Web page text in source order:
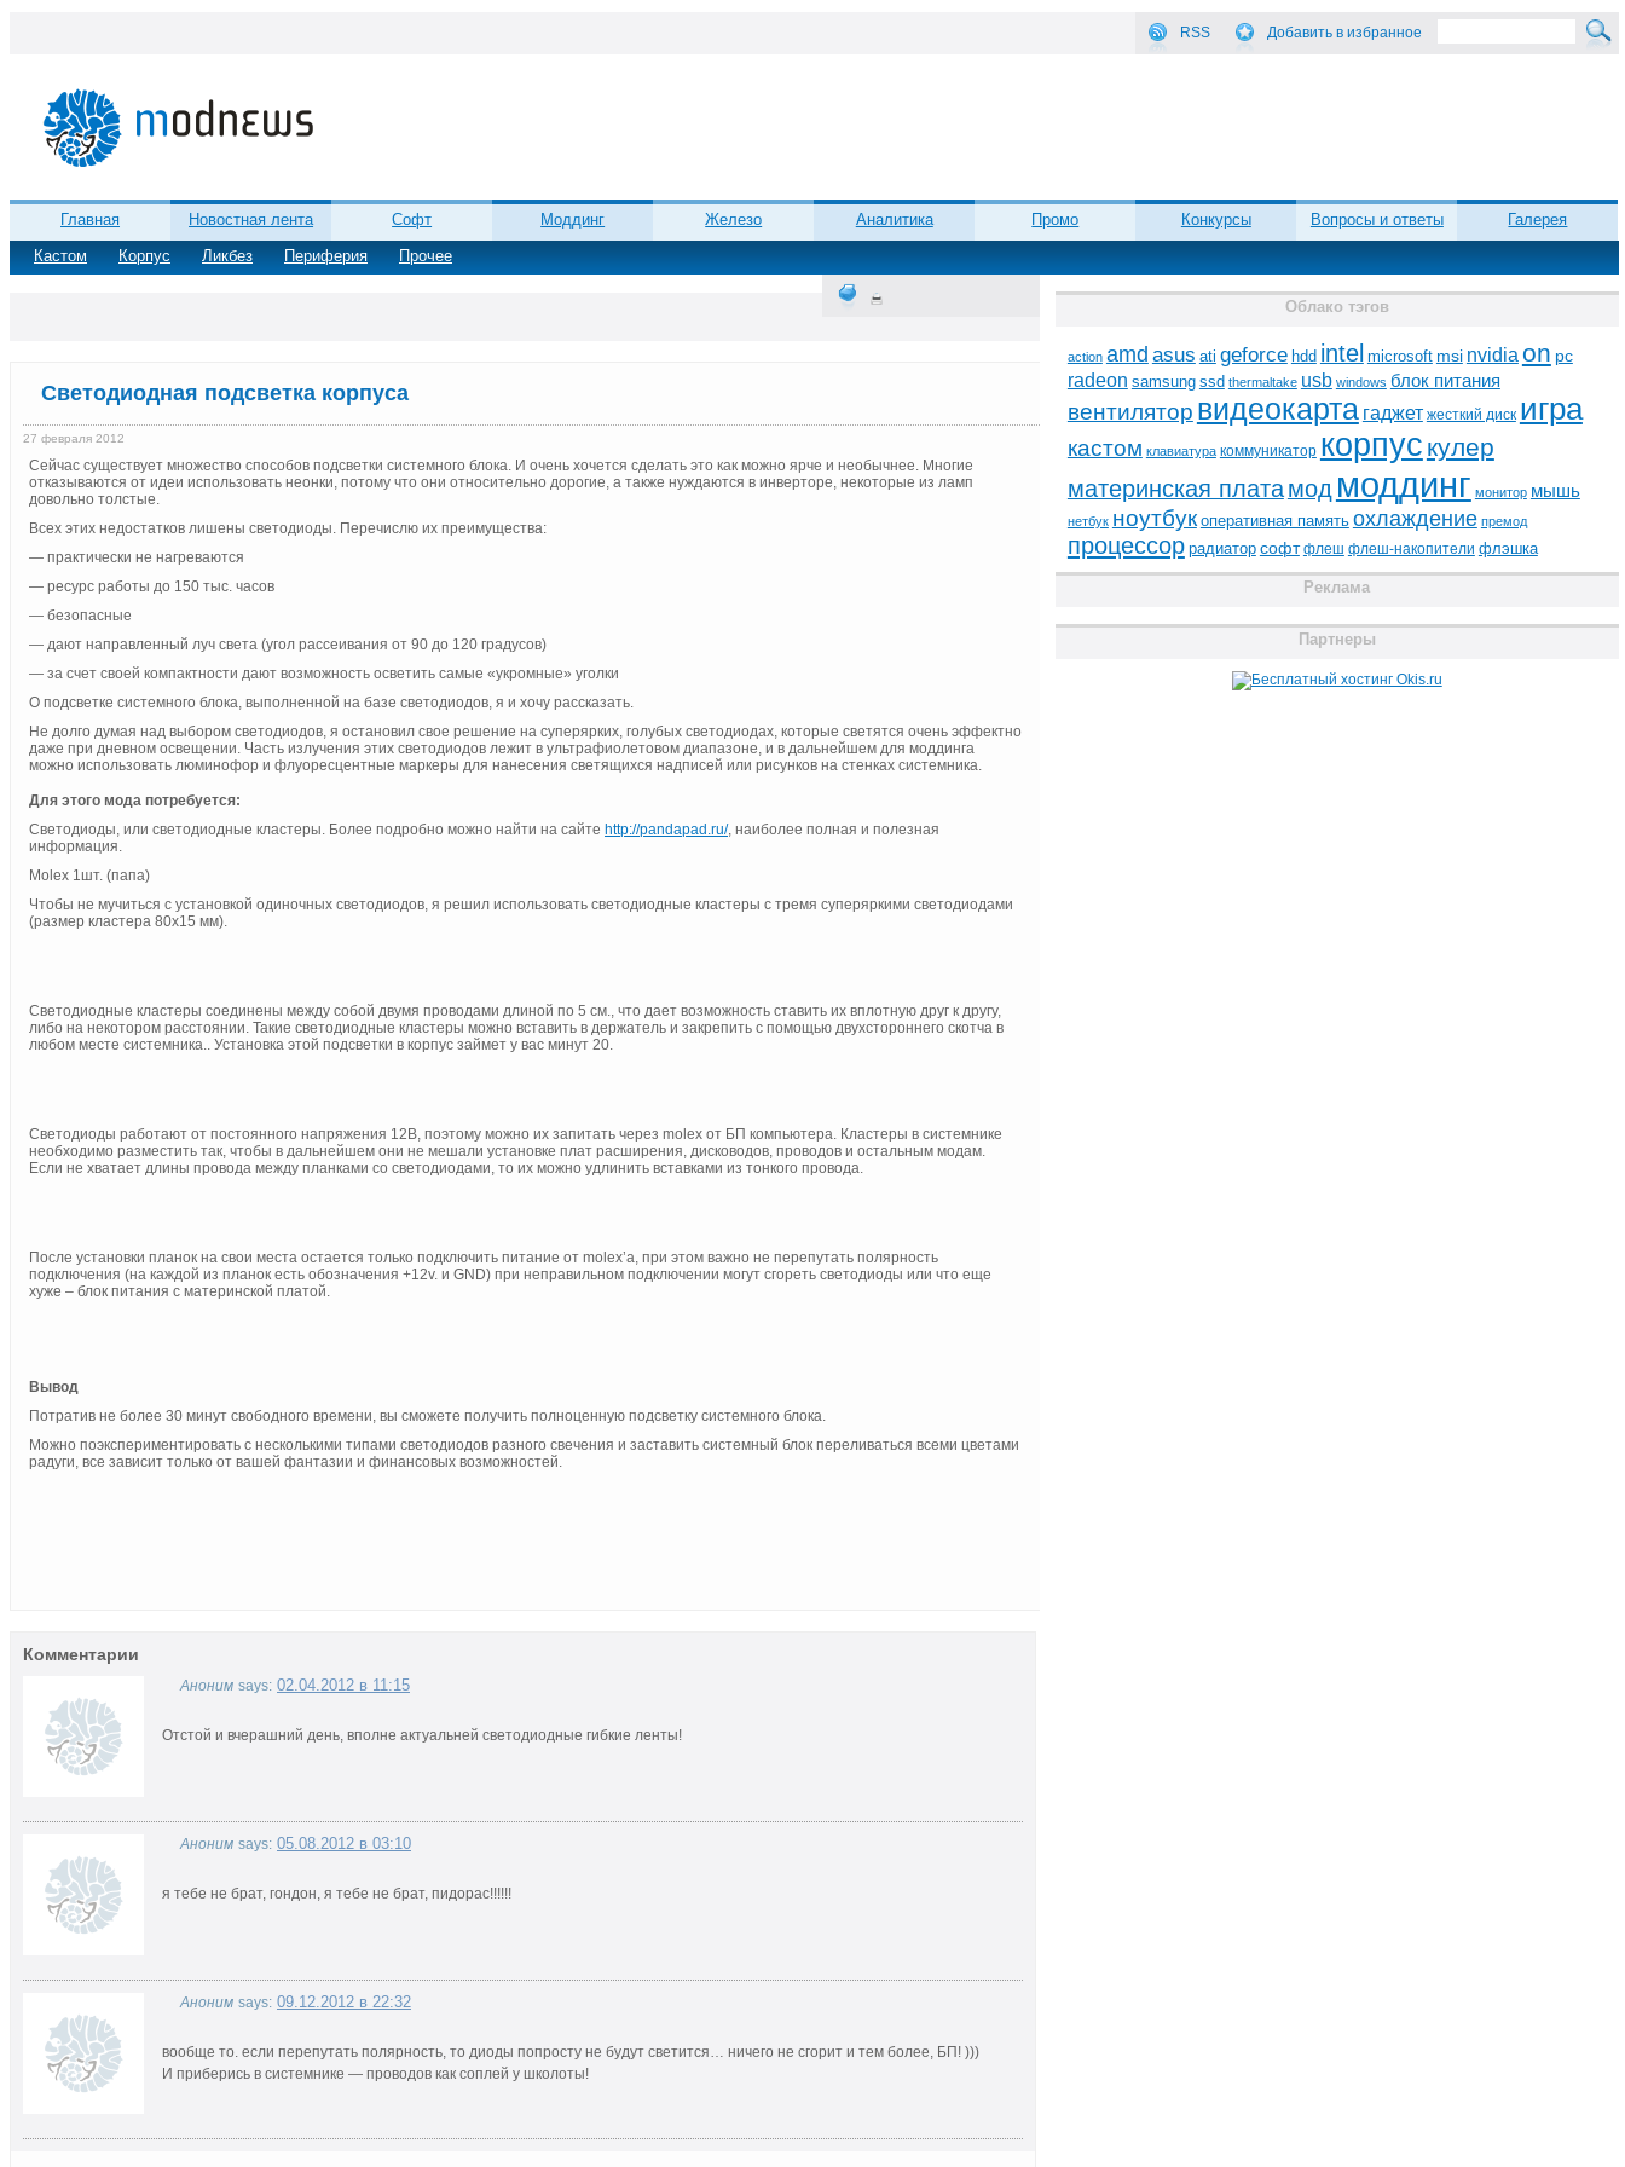
RSS Добавить в избранное
Главная Новостная лента Софт
Моддинг
Кастом
Корпус Ликбез Периферия Прочее
Железо Аналитика Промо Конкурсы Вопросы и ответы Галерея
Светодиодная подсветка корпуса
27 февраля 2012
Сейчас существует множество способов подсветки системного блока. И очень хочется сделать это как можно ярче и необычнее. Многие
отказываются от идеи использовать неонки, потому что они относительно дорогие, а также нуждаются в инверторе, некоторые из ламп
довольно толстые.
Всех этих недостатков лишены светодиоды. Перечислю их преимущества:
— практически не нагреваются
— ресурс работы до 150 тыс. часов
— безопасные
— дают направленный луч света (угол рассеивания от 90 до 120 градусов)
— за счет своей компактности дают возможность осветить самые «укромные» уголки
О подсветке системного блока, выполненной на базе светодиодов, я и хочу рассказать.
Не долго думая над выбором светодиодов, я остановил свое решение на суперярких, голубых светодиодах, которые светятся очень эффектно
даже при дневном освещении. Часть излучения этих светодиодов лежит в ультрафиолетовом диапазоне, и в дальнейшем для моддинга
можно использовать люминофор и флуоресцентные маркеры для нанесения светящихся надписей или рисунков на стенках системника.
Для этого мода потребуется:
Светодиоды, или светодиодные кластеры. Более подробно можно найти на сайте http://pandapad.ru/, наиболее полная и полезная
информация.
Molex 1шт. (папа)
Чтобы не мучиться с установкой одиночных светодиодов, я решил использовать светодиодные кластеры с тремя суперяркими светодиодами
(размер кластера 80х15 мм).
Светодиодные кластеры соединены между собой двумя проводами длиной по 5 см., что дает возможность ставить их вплотную друг к другу,
либо на некотором расстоянии. Такие светодиодные кластеры можно вставить в держатель и закрепить с помощью двухстороннего скотча в
любом месте системника.. Установка этой подсветки в корпус займет у вас минут 20.
Светодиоды работают от постоянного напряжения 12В, поэтому можно их запитать через molex от БП компьютера. Кластеры в системнике
необходимо разместить так, чтобы в дальнейшем они не мешали установке плат расширения, дисководов, проводов и остальным модам.
Если не хватает длины провода между планками со светодиодами, то их можно удлинить вставками из тонкого провода.
После установки планок на свои места остается только подключить питание от molex’a, при этом важно не перепутать полярность
подключения (на каждой из планок есть обозначения +12v. и GND) при неправильном подключении могут сгореть светодиоды или что еще
хуже – блок питания с материнской платой.
Вывод
Потратив не более 30 минут свободного времени, вы сможете получить полноценную подсветку системного блока.
Можно поэкспериментировать с несколькими типами светодиодов разного свечения и заставить системный блок переливаться всеми цветами
радуги, все зависит только от вашей фантазии и финансовых возможностей.
Комментарии
Аноним says: 02.04.2012 в 11:15
Отстой и вчерашний день, вполне актуальней светодиодные гибкие ленты!
Аноним says: 05.08.2012 в 03:10
я тебе не брат, гондон, я тебе не брат, пидорас!!!!!!
Аноним says: 09.12.2012 в 22:32
вообще то. если перепутать полярность, то диоды попросту не будут светится… ничего не сгорит и тем более, БП! )))
И приберись в системнике — проводов как соплей у школоты!
Облако тэгов
action amd asus ati geforce hdd intel microsoft msi nvidia on pc
radeon samsung ssd thermaltake usb windows блок питания
вентилятор видеокарта гаджет жесткий диск игра
кастом клавиатура коммуникатор корпус кулер
материнская платамод моддинг монитор мышь
нетбук ноутбук оперативная память охлаждение премод
процессор радиатор софт флеш флеш-накопители флэшка
Реклама
Партнеры